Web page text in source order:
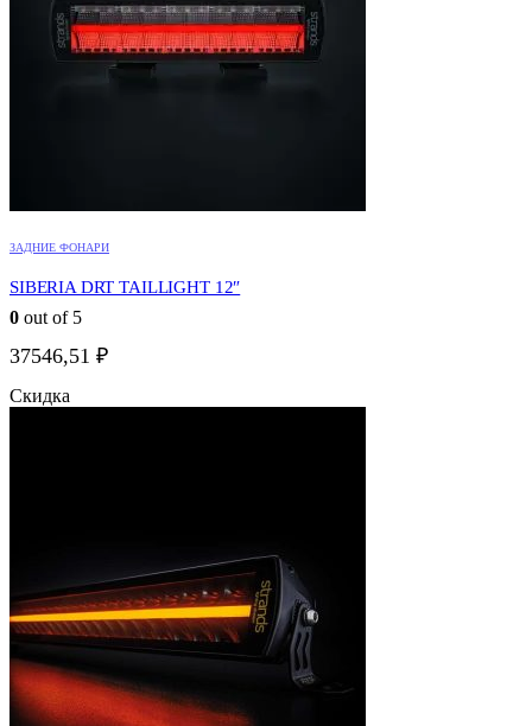
ЗАДНИЕ ФОНАРИ
SIBERIA DRT TAILLIGHT 12″
0 out of 5
37546,51 ₽
Скидка